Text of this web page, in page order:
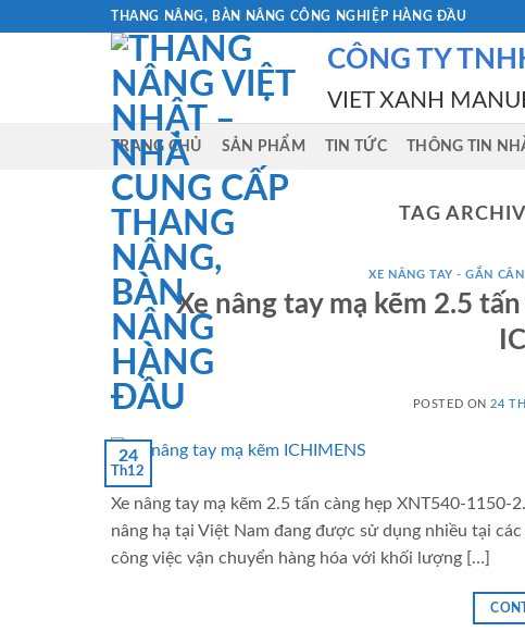
THANG NÂNG, BÀN NÂNG CÔNG NGHIỆP HÀNG ĐẦU
CÔNG TY
VIET XANH
TRANG CHỦ SẢN PHẨM TIN TỨC THÔNG TIN
TAG
XE NÂNG TAY - GẮN
Xe nâng tay mạ kẽm 2.5
POSTED ON 24
24
Th12
Xe nâng tay mạ kẽm 2.5 tấn càng hẹp XNT540-
nâng hạ tại Việt Nam đang được sử dụng nhiều tại
công việc vận chuyển hàng hóa với khối lượng […]